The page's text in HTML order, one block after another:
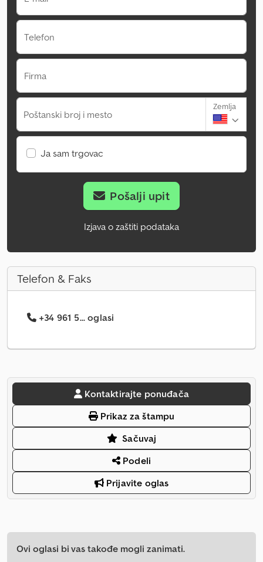
Telefon
Firma
Poštanski broj i mesto
Zemlja
Ja sam trgovac
Pošalji upit
Izjava o zaštiti podataka
Telefon & Faks
+34 961 5... oglasi
Kontaktirajte ponuđača
Prikaz za štampu
Sačuvaj
Podeli
Prijavite oglas
Ovi oglasi bi vas takođe mogli zanimati.